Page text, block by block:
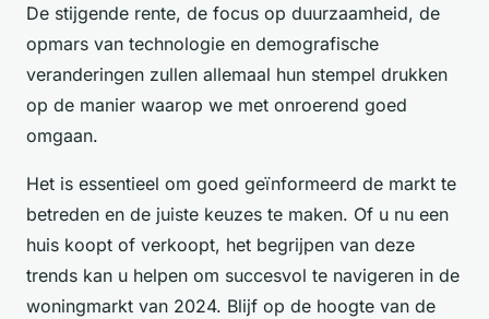
De stijgende rente, de focus op duurzaamheid, de
opmars van technologie en demografische
veranderingen zullen allemaal hun stempel drukken
op de manier waarop we met onroerend goed
omgaan.
Het is essentieel om goed geïnformeerd de markt te
betreden en de juiste keuzes te maken. Of u nu een
huis koopt of verkoopt, het begrijpen van deze
trends kan u helpen om succesvol te navigeren in de
woningmarkt van 2024. Blijf op de hoogte van de